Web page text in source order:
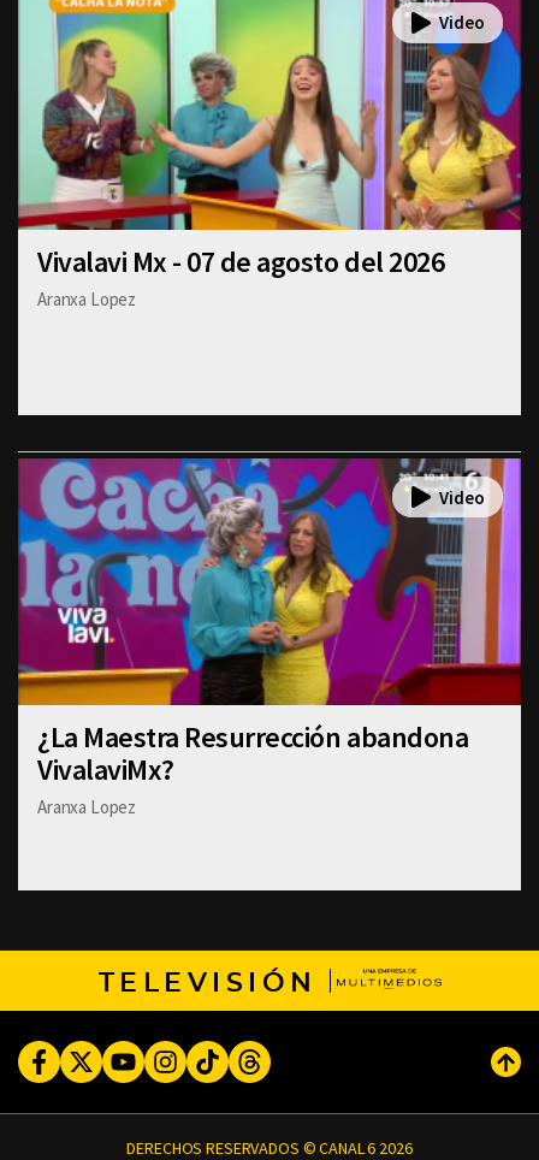
Vivalavi Mx - 07 de agosto del 2026
Aranxa Lopez
¿La Maestra Resurrección abandona
VivalaviMx?
Aranxa Lopez
TELEVISIÓN
FacebookTwitterYoutubeInstagram
TikTokThreads
DERECHOS RESERVADOS © CANAL 6 2026